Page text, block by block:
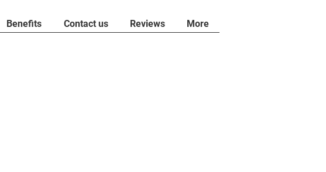
Benefits Contact us Reviews More